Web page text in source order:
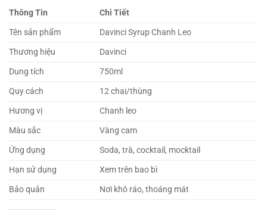
Thông Tin
Chi Tiết
Tên sản phẩm
Davinci Syrup Chanh Leo
Thương hiệu
Davinci
Dung tích
750ml
Quy cách
12 chai/thùng
Hương vị
Chanh leo
Màu sắc
Vàng cam
Ứng dụng
Soda, trà, cocktail, mocktail
Hạn sử dụng
Xem trên bao bì
Bảo quản
Nơi khô ráo, thoáng mát